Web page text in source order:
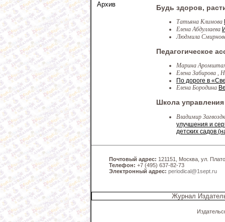
Архив Будь здоров,
Татьяна Климова
Елена Абдуллаева
Людмила
Педагогическое
Марина
Елена Забирова ,
По дороге в
Елена Бородина
Школа управления
Владимир
улучшения и
детских садов
Почтовый адрес: 121151, Москва, ул.
Телефон: +7 (495) 637-82-73
Электронный адрес: periodical@1sept.ru
Журнал